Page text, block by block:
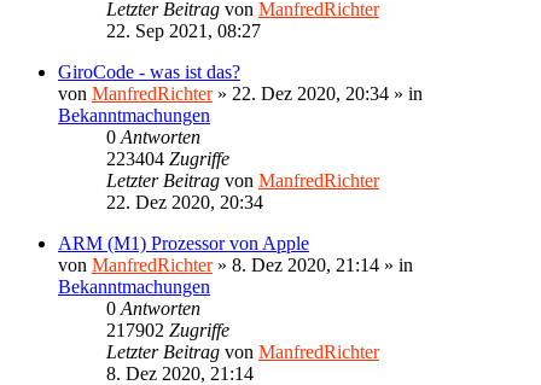
Letzter Beitrag von ManfredRichter
22. Sep 2021, 08:27
GiroCode - was ist das?
von ManfredRichter» 22. Dez 2020, 20:34 » in
Bekanntmachungen
0 Antworten
223404 Zugriffe
Letzter Beitrag von ManfredRichter
22. Dez 2020, 20:34
ARM (M1) Prozessor von Apple
von ManfredRichter» 8. Dez 2020, 21:14 » in
Bekanntmachungen
0 Antworten
217902 Zugriffe
Letzter Beitrag von ManfredRichter
8. Dez 2020, 21:14